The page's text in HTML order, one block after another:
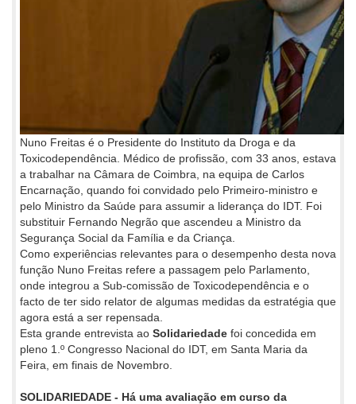
Nuno Freitas é o Presidente do Instituto da Droga e da
Toxicodependência. Médico de profissão, com 33 anos, estava
a trabalhar na Câmara de Coimbra, na equipa de Carlos
Encarnação, quando foi convidado pelo Primeiro-ministro e
pelo Ministro da Saúde para assumir a liderança do IDT. Foi
substituir Fernando Negrão que ascendeu a Ministro da
Segurança Social da Família e da Criança.
Como experiências relevantes para o desempenho desta nova
função Nuno Freitas refere a passagem pelo Parlamento,
onde integrou a Sub-comissão de Toxicodependência e o
facto de ter sido relator de algumas medidas da estratégia que
agora está a ser repensada.
Esta grande entrevista ao Solidariedade foi concedida em
pleno 1.º Congresso Nacional do IDT, em Santa Maria da
Feira, em finais de Novembro.
SOLIDARIEDADE - Há uma avaliação em curso da